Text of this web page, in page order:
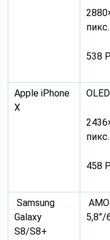
пикс.
538
Apple iPhone
X
пикс.
458
Samsung
Galaxy
S8/S8+
5,8”/